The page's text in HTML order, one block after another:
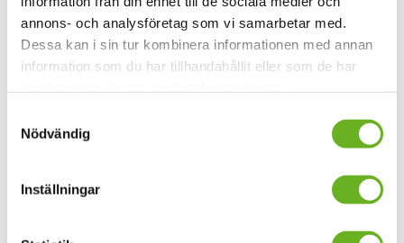
annons- och analysföretag som vi samarbetar med.
Dessa kan i sin tur kombinera informationen med annan
information som du har tillhandahållit eller som de har
Nödvändig
Inställningar
senare mina arbetsplatser.
Märkte ni studenter av sammanslagningen av de tre
skolorna – i så fall, på vilket sätt?
– Jag kunde uppfatta en viss missämja bland lärarna och
ett missnöje med arbetsplatsen. Tuffare arbetsvillkor och
erbjöds valbara kurser där det uppstod överskridande
konstnärliga möjligheter och ett nätverkande. Så visst,